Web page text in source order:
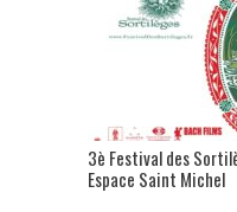
3è Festival des
Espace Saint Michel